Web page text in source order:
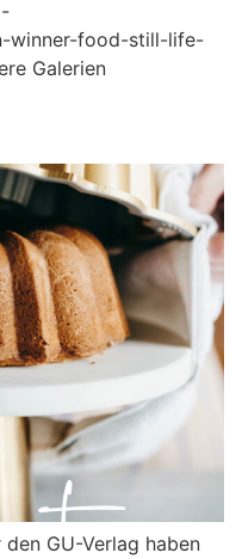
winner-food-still-life-
Galerien
GU-Verlag haben